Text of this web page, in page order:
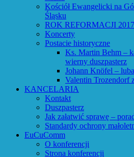
Kościół Ewangelicki na
Śląsku
ROK REFORMACJI 2017
Koncerty
Postacie historyczne
Ks. Martin Behm –
wierny duszpasterz
Johann Knöfel –
Valentin Trozendorf
KANCELARIA
Kontakt
Duszpasterz
Jak załatwić sprawę –
Standardy ochrony
EuCuComm
O konferencji
Strona konferencji